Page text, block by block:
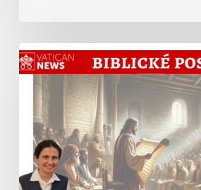
Abrahám
v
Liste
Hebrejom